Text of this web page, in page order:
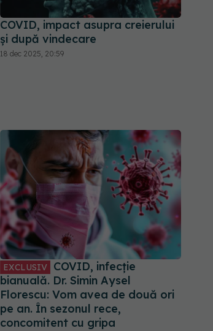
COVID, impact asupra creierului
și după vindecare
18 dec 2025, 20:59
EXCLUSIV
COVID, infecție
bianuală. Dr. Simin Aysel
Florescu: Vom avea de două ori
pe an. În sezonul rece,
concomitent cu gripa